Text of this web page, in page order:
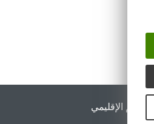
الدعم الإقليمي